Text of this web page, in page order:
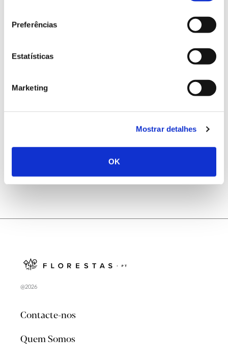
Preferências
Estatísticas
Marketing
Mostrar detalhes
OK
Registar galhas de Trichi em acácia-das-espigas:
cidadãos chamados a ajudar
Natureza e florestas procuram jovens voluntários
@2026
Contacte-nos
Quem Somos